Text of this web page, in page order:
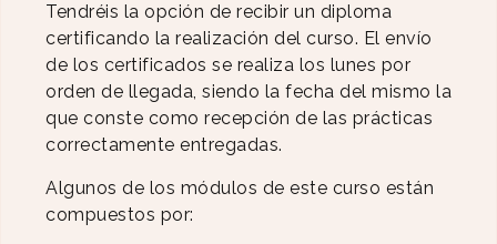
Tendréis la opción de recibir un diploma
certificando la realización del curso. El envío
de los certificados se realiza los lunes por
orden de llegada, siendo la fecha del mismo la
que conste como recepción de las prácticas
correctamente entregadas.
Algunos de los módulos de este curso están
compuestos por: